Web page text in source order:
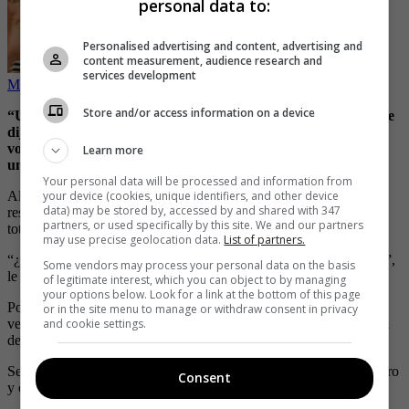
Mujer descubrió la infidelidad de su marido, todo gracias a laxante
“Un viernes que salía temprano me dijo para ir a almorzar y le
dije no puedo, porque estoy trabajando y en eso ya no me
volvió a hablar y eran como las cinco de la tarde y él salía a la
una″, comentó la joven.
Al ver esto, le preguntó en donde se encontraba, para recibir la
respuesta de que supuestamente estaba donde su papá, siendo esto
totalmente falso.
“¿Seguro que estás ahí?, te he visto por Lince (un barrio en Lima)”,
le mencionó Evelyn.
Posterior a esto y al ver la negatividad del hombre, “le hagozoom
veo el nombre del hotel, entro por Google al hotel, le tomo captura
de pantalla y le envío a su WhatsApp”.
Según comentó, en ese momento el sujeto quería pagar escondedero
y empezó a negarlo todo.
personal data to:
Personalised advertising and content, advertising and
content measurement, audience research and
services development
Store and/or access information on a device
Learn more
Your personal data will be processed and information from
your device (cookies, unique identifiers, and other device
data) may be stored by, accessed by and shared with 347
partners, or used specifically by this site. We and our partners
may use precise geolocation data. List of partners.
Some vendors may process your personal data on the basis
of legitimate interest, which you can object to by managing
your options below. Look for a link at the bottom of this page
or in the site menu to manage or withdraw consent in privacy
and cookie settings.
Consent